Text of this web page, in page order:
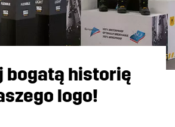
bogatą historię
logo!